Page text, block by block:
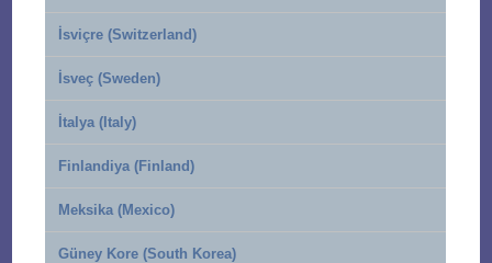
İsviçre (Switzerland)
İsveç (Sweden)
İtalya (Italy)
Finlandiya (Finland)
Meksika (Mexico)
Güney Kore (South Korea)